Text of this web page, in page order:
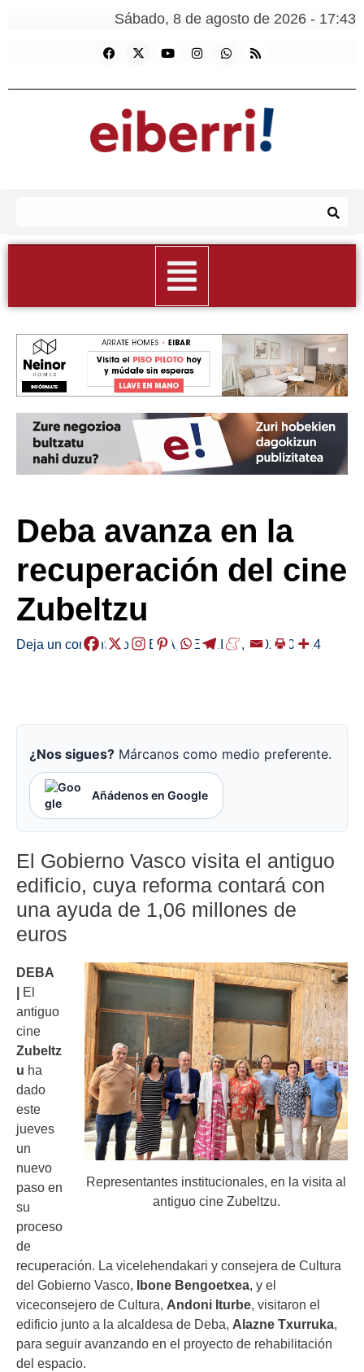
Sábado, 8 de agosto de 2026 - 17:43
Deba avanza en la
recuperación del cine
Zubeltzu
Deja un comentario /DEBA ,HERRIAK, /2026-05-24
¿Nos sigues? Márcanos como medio preferente.
Añádenos en Google
El Gobierno Vasco visita el antiguo
edificio, cuya reforma contará con
una ayuda de 1,06 millones de
euros
Representantes institucionales, en la visita al
antiguo cine Zubeltzu.
DEBA
El
antiguo
cine
Zubeltz
u ha
dado
este
jueves
un
nuevo
paso en
su
proceso
de
recuperación. La vicelehendakari y consejera de Cultura
del Gobierno Vasco,
Ibone Bengoetxea, y el
viceconsejero de Cultura, Andoni Iturbe, visitaron el
edificio junto a la alcaldesa de Deba, Alazne Txurruka,
para seguir avanzando en el proyecto de rehabilitación
del espacio.